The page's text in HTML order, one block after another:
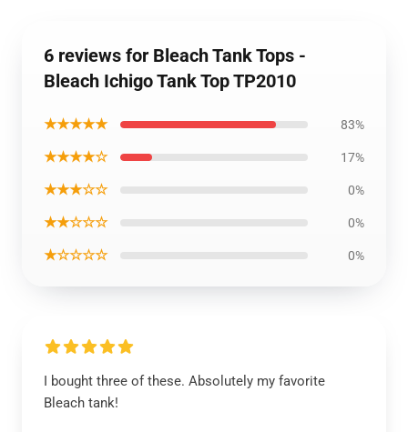
6 reviews for Bleach Tank Tops -
Bleach Ichigo Tank Top TP2010
★★★★★ 83%
★★★★☆ 17%
★★★☆☆ 0%
★★☆☆☆ 0%
★☆☆☆☆ 0%
I bought three of these. Absolutely my favorite
Bleach tank!